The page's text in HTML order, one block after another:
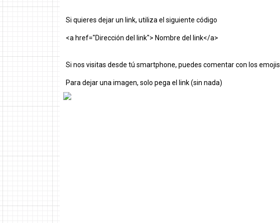
Si quieres dejar un link, utiliza el siguiente código
<a href="Dirección del link"> Nombre del link</a>
Si nos visitas desde tú smartphone, puedes comentar con los emojis
Para dejar una imagen, solo pega el link (sin nada)